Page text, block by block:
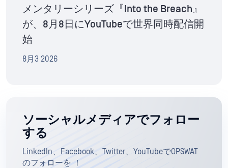
メンタリーシリーズ『Into the Breach』
が、8月8日にYouTubeで世界同時配信開
始
8月3 2026
ソーシャルメディアでフォロー
する
LinkedIn、Facebook、Twitter、YouTubeでOPSWAT
のフォローを ！